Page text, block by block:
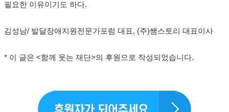
필요한 이유이기도 하다.
김성남/ 발달장애지원전문가포럼 대표, (주)쌤스토리 대표이사
* 이 글은 <함께 웃는 재단>의 후원으로 작성되었습니다.